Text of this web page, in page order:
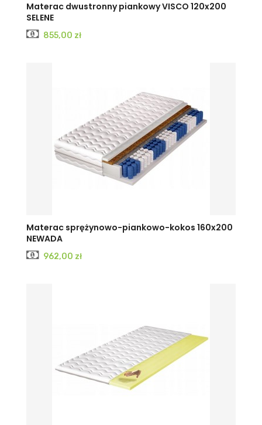
Materac dwustronny piankowy VISCO 120x200
SELENE
Cena
855,00 zł
Materac sprężynowo-piankowo-kokos 160x200
NEWADA
Cena
962,00 zł